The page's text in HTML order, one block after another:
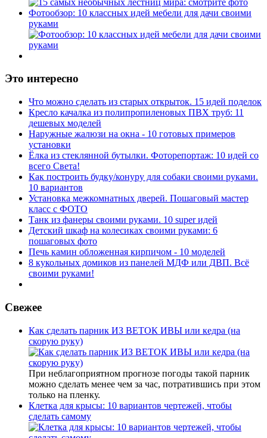
Фотообзор: 10 классных идей мебели для дачи своими
руками
Это интересно
Что можно сделать из старых открыток. 15 идей поделок
Кресло качалка из полипропиленовых ПВХ труб: 11
дешевых моделей
Наружные жалюзи на окна - 10 готовых примеров
установки
Ёлка из стеклянной бутылки. Фоторепортаж: 10 идей со
всего Света!
Как построить будку/конуру для собаки своими руками.
10 вариантов
Установка межкомнатных дверей. Пошаговый мастер
класс с ФОТО
Танк из фанеры своими руками. 10 super идей
Детский шкаф на колесиках своими руками: 6
пошаговых фото
Печь камин обложенная кирпичом - 10 моделей
8 кукольных домиков из панелей МДФ или ДВП. Всё
своими руками!
Свежее
Как сделать парник ИЗ ВЕТОК ИВЫ или кедра (на
скорую руку)
При неблагоприятном прогнозе погоды такой парник
можно сделать менее чем за час, потратившись при этом
только на пленку.
Клетка для крысы: 10 вариантов чертежей, чтобы
сделать самому